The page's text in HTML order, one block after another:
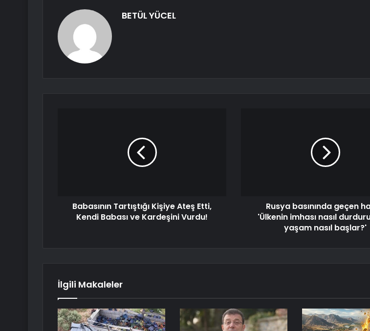
BETÜL YÜCEL
Babasının Tartıştığı Kişiye Ateş Etti,
Kendi Babası ve Kardeşini Vurdu!
Rusya basınında geçen
'Ülkenin imhası nasıl
yaşam nasıl başlar?'
İlgili Makaleler